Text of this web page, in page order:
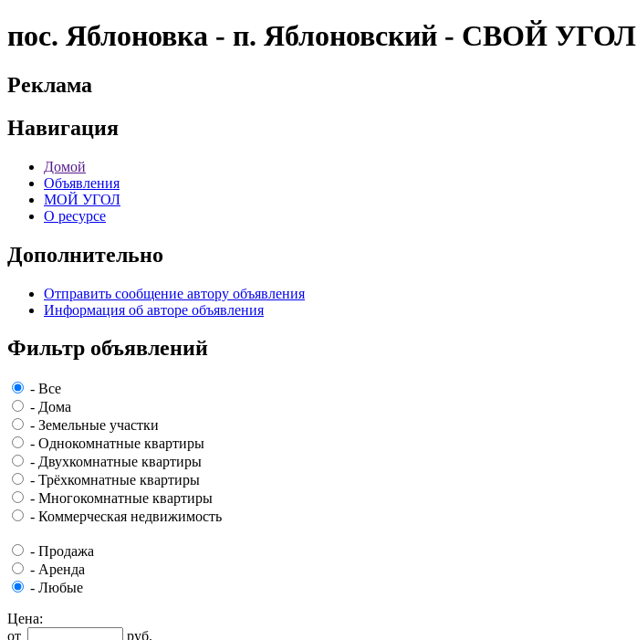
пос. Яблоновка - п. Яблоновский - СВОЙ УГОЛ
Реклама
Навигация
Домой
Объявления
МОЙ УГОЛ
О ресурсе
Дополнительно
Отправить сообщение автору объявления
Информация об авторе объявления
Фильтр объявлений
- Все
- Дома
- Земельные участки
- Однокомнатные квартиры
- Двухкомнатные квартиры
- Трёхкомнатные квартиры
- Многокомнатные квартиры
- Коммерческая недвижимость
- Продажа
- Аренда
- Любые
Цена:
от
руб.